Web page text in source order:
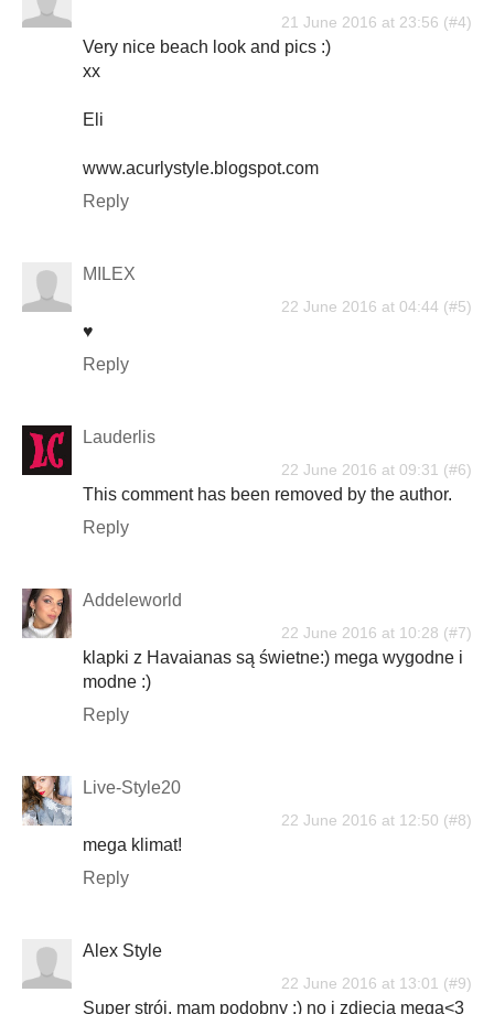
21 June 2016 at 23:56
Very nice beach look and pics :)
xx
Eli
www.acurlystyle.blogspot.com
Reply
MILEX
22 June 2016 at 04:44
♥
Reply
Lauderlis
22 June 2016 at 09:31
This comment has been removed by the author.
Reply
Addeleworld
22 June 2016 at 10:28
klapki z Havaianas są świetne:) mega wygodne i
modne :)
Reply
Live-Style20
22 June 2016 at 12:50
mega klimat!
Reply
Alex Style
22 June 2016 at 13:01
Super strój, mam podobny :) no i zdjęcia mega<3